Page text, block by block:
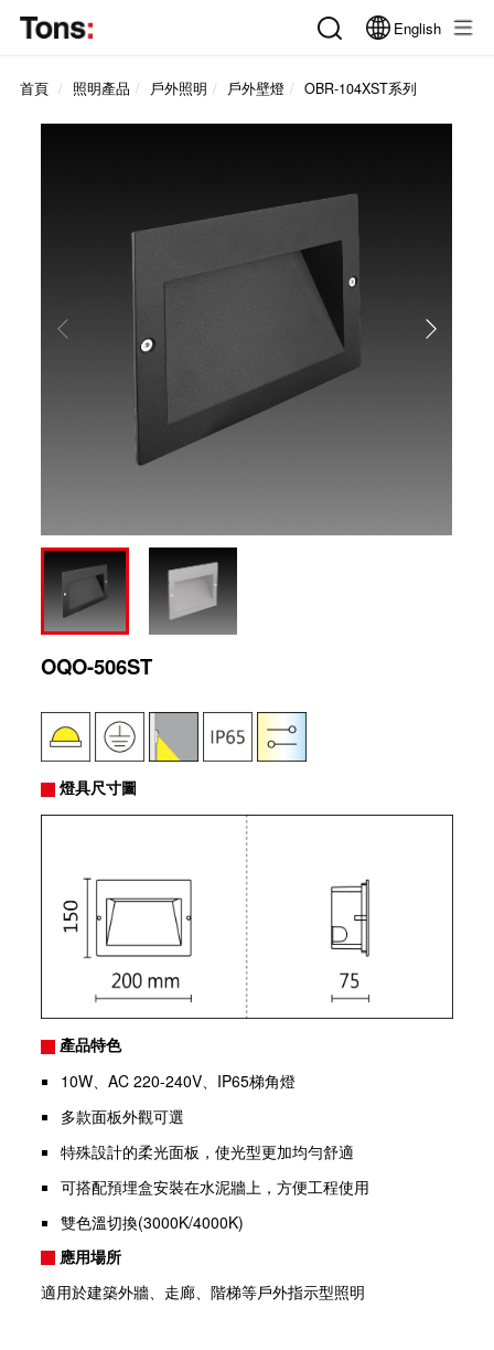
English
首頁 照明產品 戶外照明 戶外壁燈 OBR-104XST系列
OQO-506ST
燈具尺寸圖
產品特色
10W、AC 220-240V、IP65梯角燈
多款面板外觀可選
特殊設計的柔光面板，使光型更加均勻舒適
可搭配預埋盒安裝在水泥牆上，方便工程使用
雙色溫切換(3000K/4000K)
應用場所
適用於建築外牆、走廊、階梯等戶外指示型照明